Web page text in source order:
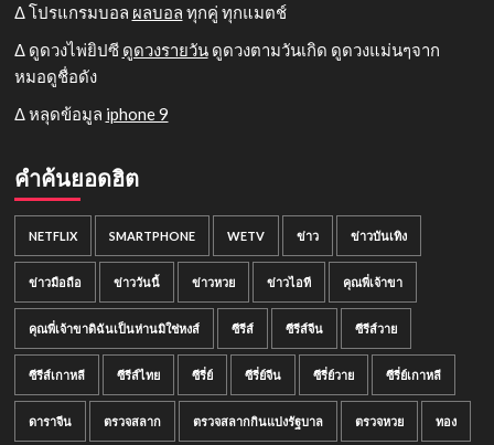
Δ โปรแกรมบอล ผลบอล ทุกคู่ ทุกแมตช์
Δ ดูดวงไพ่ยิปซี ดูดวงรายวันดูดวงตามวันเกิด ดูดวงแม่นๆจาก
หมอดูชื่อดัง
Δ หลุดข้อมูล iphone 9
คำค้นยอดฮิต
NETFLIX SMARTPHONE WETV ข่าว ข่าวบันเทิง
ข่าวมือถือ ข่าววันนี้ ข่าวหวย ข่าวไอที คุณพี่เจ้าขา
คุณพี่เจ้าขาดิฉันเป็นห่านมิใช่หงส์ ซีรีส์ ซีรีส์จีน ซีรีส์วาย
ซีรีส์เกาหลี ซีรีส์ไทย ซีรี่ย์ ซีรี่ย์จีน ซีรี่ย์วาย ซีรี่ย์เกาหลี
ดาราจีน ตรวจสลาก ตรวจสลากกินแบ่งรัฐบาล ตรวจหวย ทอง